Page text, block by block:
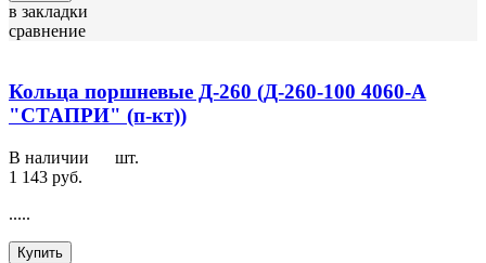
в закладки
сравнение
Кольца поршневые Д-260 (Д-260-100 4060-А
"СТАПРИ" (п-кт))
В наличии
шт.
1 143 руб.
.....
Купить